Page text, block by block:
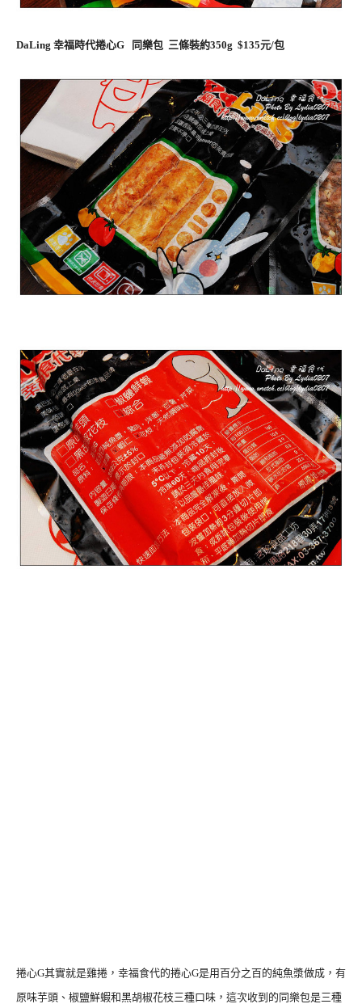
DaLing 幸福時代捲心G 同樂包 三條裝約350g $135元/包
捲心G其實就是雞捲，幸福食代的捲心G是用百分之百的純魚漿做成，有
原味芋頭、椒鹽鮮蝦和黑胡椒花枝三種口味，這次收到的同樂包是三種